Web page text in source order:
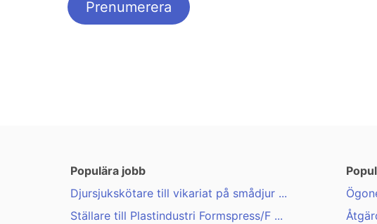
Populära jobb
Djursjukskötare till vikariat på smådjur ...
Ställare till Plastindustri Formspress/F ...